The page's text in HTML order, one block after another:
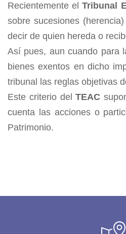
Recientemente elTribunal
sobre sucesiones
decir de quien hereda o
Así pues, aun cuando para
bienes exentos en dicho
tribunal las reglas objetivas
Este criterio delTEAC
cuenta las acciones o
Patrimonio.